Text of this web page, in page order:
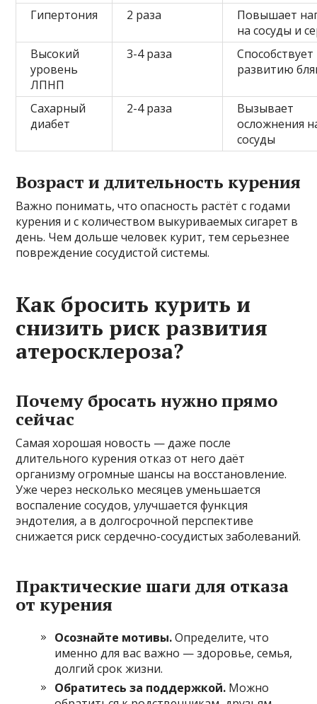
Гипертония
2 раза
Повышает
на сосуды и
Высокий
уровень
ЛПНП
3-4 раза
Способствует
развитию
Сахарный
диабет
2-4 раза
Вызывает
осложнения
сосуды
Возраст и длительность курения
Важно понимать, что опасность растёт с годами
курения и с количеством выкуриваемых сигарет в
день. Чем дольше человек курит, тем серьезнее
повреждение сосудистой системы.
Как бросить курить и
снизить риск развития
атеросклероза?
Почему бросать нужно прямо
сейчас
Самая хорошая новость — даже после
длительного курения отказ от него даёт
организму огромные шансы на восстановление.
Уже через несколько месяцев уменьшается
воспаление сосудов, улучшается функция
эндотелия, а в долгосрочной перспективе
снижается риск сердечно-сосудистых заболеваний.
Практические шаги для отказа
от курения
Осознайте мотивы.Определите, что
именно для вас важно — здоровье, семья,
долгий срок жизни.
Обратитесь за поддержкой. Можно